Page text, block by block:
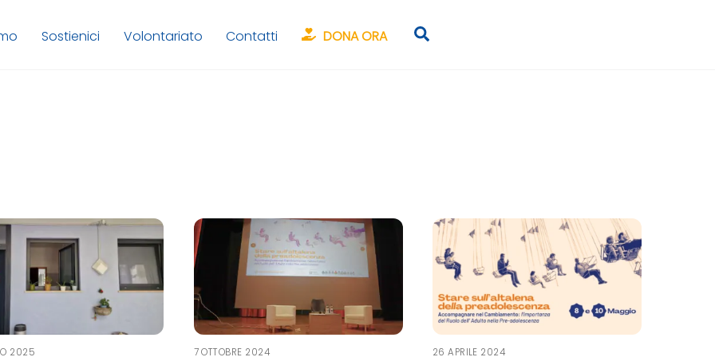
Search
Sostienici Volontariato Contatti DONA ORA
2025 7 OTTOBRE 2024 26 APRILE 2024